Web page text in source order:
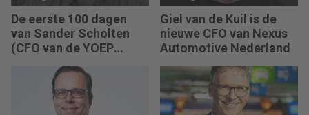
De eerste 100 dagen
van Sander Scholten
(CFO van de YOEP
sturing werkt pas echt
als mensen begrijpen
waarom keuzes nodig
Giel van de Kuil is de
nieuwe CFO van Nexus
Automotive Nederland